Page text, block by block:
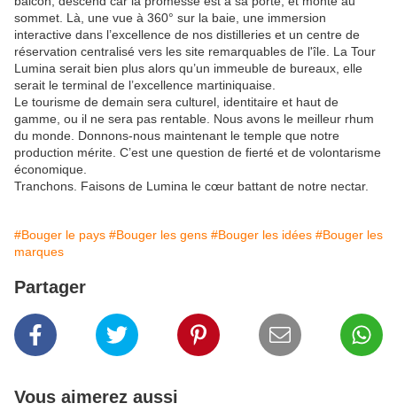
sommet. Là, une vue à 360° sur la baie, une immersion
interactive dans l’excellence de nos distilleries et un centre de
réservation centralisé vers les site remarquables de l'île. La Tour
Lumina serait bien plus alors qu’un immeuble de bureaux, elle
serait le terminal de l’excellence martiniquaise.
Le tourisme de demain sera culturel, identitaire et haut de
gamme, ou il ne sera pas rentable. Nous avons le meilleur rhum
du monde. Donnons-nous maintenant le temple que notre
production mérite. C’est une question de fierté et de volontarisme
économique.
Tranchons. Faisons de Lumina le cœur battant de notre nectar.
#Bouger le pays #Bouger les gens #Bouger les idées #Bouger les
marques
Partager
Vous aimerez aussi